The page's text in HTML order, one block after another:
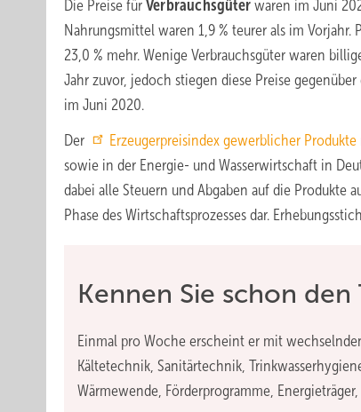
Die Preise für Verbrauchsgüter waren im Juni
Nahrungsmittel waren 1,9 % teurer als im
23,0 % mehr. Wenige Verbrauchsgüter waren
Jahr zuvor, jedoch stiegen diese Preise
im Juni 2020.
Der
Erzeugerpreisindex gewerblicher Produkte
sowie in der Energie- und Wasserwirtschaft in
dabei alle Steuern und Abgaben auf die Produkte
Phase des Wirtschaftsprozesses dar.
Kennen Sie schon
Einmal pro Woche erscheint er mit
Kältetechnik, Sanitärtechnik,
Wärmewende, Förderprogramme,